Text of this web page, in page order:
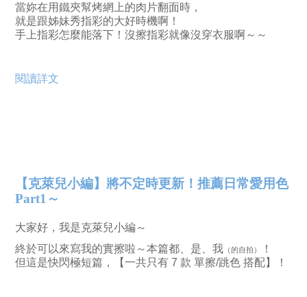
當妳在用鐵夾幫烤網上的肉片翻面時，
就是跟姊妹秀指彩的大好時機啊！
手上指彩怎麼能落下！沒擦指彩就像沒穿衣服啊～～
閱讀詳文
【克萊兒小編】將不定時更新！推薦日常愛用色
Part1～
大家好，我是克萊兒小編～
終於可以來寫我的實擦啦～本篇都、是、我 （的自拍）
！
但這是快閃極短篇，【一共只有 7 款 單擦/跳色 搭配】！